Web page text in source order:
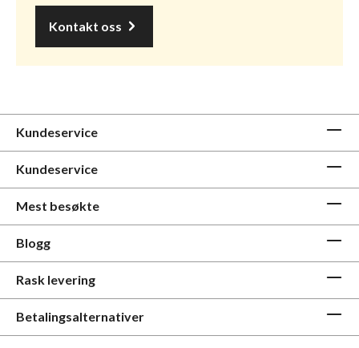
Kontakt oss
Kundeservice
Kundeservice
Mest besøkte
Blogg
Rask levering
Betalingsalternativer